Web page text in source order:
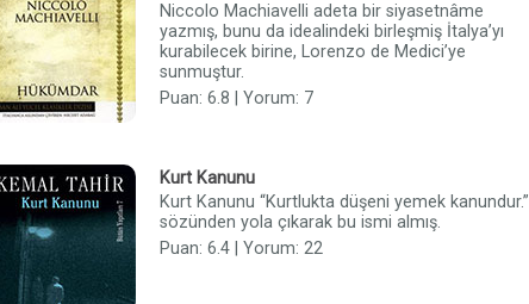
Niccolo Machiavelli adeta bir siyasetnâme
yazmış, bunu da idealindeki birleşmiş İtalya’yı
kurabilecek birine, Lorenzo de Medici’ye
sunmuştur.
Puan: 6.8 | Yorum: 7
Kurt Kanunu
Kurt Kanunu “Kurtlukta düşeni yemek kanundur.”
sözünden yola çıkarak bu ismi almış.
Puan: 6.4 | Yorum: 22